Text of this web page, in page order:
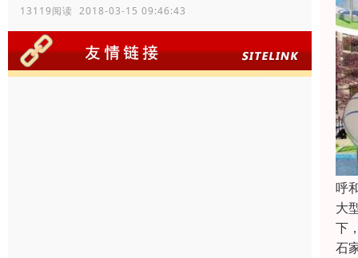
13119阅读 2018-03-15 09:46:43
呼
大
下
石